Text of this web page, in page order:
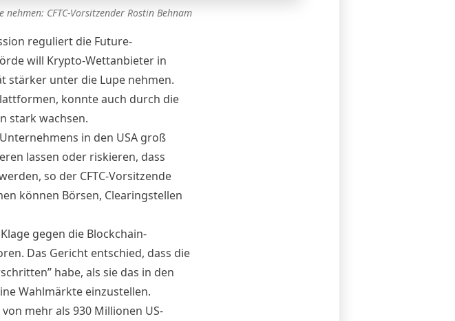
CFTC-Vorsitzender Rostin Behnam
reguliert die Future-
will Krypto-Wettanbieter in
stärker unter die Lupe nehmen.
konnte auch durch die
stark wachsen.
in den USA groß
lassen oder riskieren, dass
so der CFTC-Vorsitzende
können Börsen, Clearingstellen
gegen die Blockchain-
Das Gericht entschied, dass die
habe, als sie das in den
Wahlmärkte einzustellen.
mehr als 930 Millionen US-